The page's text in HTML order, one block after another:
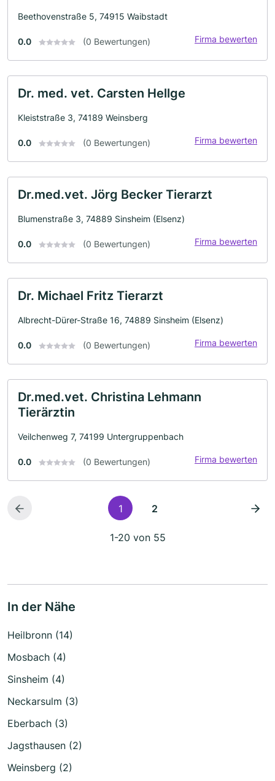
Beethovenstraße 5, 74915 Waibstadt
0.0 (0 Bewertungen) Firma bewerten
Dr. med. vet. Carsten Hellge
Kleiststraße 3, 74189 Weinsberg
0.0 (0 Bewertungen) Firma bewerten
Dr.med.vet. Jörg Becker Tierarzt
Blumenstraße 3, 74889 Sinsheim (Elsenz)
0.0 (0 Bewertungen) Firma bewerten
Dr. Michael Fritz Tierarzt
Albrecht-Dürer-Straße 16, 74889 Sinsheim (Elsenz)
0.0 (0 Bewertungen) Firma bewerten
Dr.med.vet. Christina Lehmann
Tierärztin
Veilchenweg 7, 74199 Untergruppenbach
0.0 (0 Bewertungen) Firma bewerten
1 2
1-20 von 55
In der Nähe
Heilbronn (14)
Mosbach (4)
Sinsheim (4)
Neckarsulm (3)
Eberbach (3)
Jagsthausen (2)
Weinsberg (2)